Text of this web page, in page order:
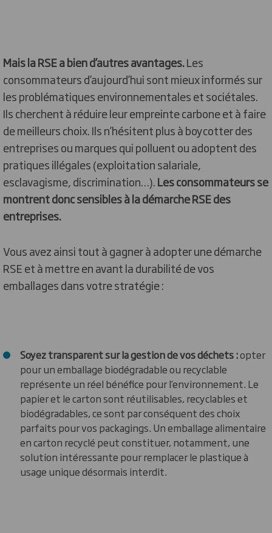
Mais la RSE a bien d’autres avantages.Les
consommateurs d’aujourd’hui sont mieux informés sur
les problématiques environnementales et sociétales.
Ils cherchent à réduire leur empreinte carbone et à faire
de meilleurs choix. Ils n’hésitent plus à boycotter des
entreprises ou marques qui polluent ou adoptent des
pratiques illégales (exploitation salariale,
esclavagisme, discrimination…).Les consommateurs se
montrent donc sensibles à la démarche RSE des
entreprises.
Vous avez ainsi tout à gagner à adopter une démarche
RSE et à mettre en avant la durabilité de vos
emballages dans votre stratégie :
Soyez transparent sur la gestion de vos déchets :opter
pour un emballage biodégradable ou recyclable
représente un réel bénéfice pour l’environnement. Le
papier et le carton sont réutilisables, recyclables et
biodégradables, ce sont par conséquent des choix
parfaits pour vos packagings. Un emballage alimentaire
en carton recyclé peut constituer, notamment, une
solution intéressante pour remplacer le plastique à
usage unique désormais interdit.